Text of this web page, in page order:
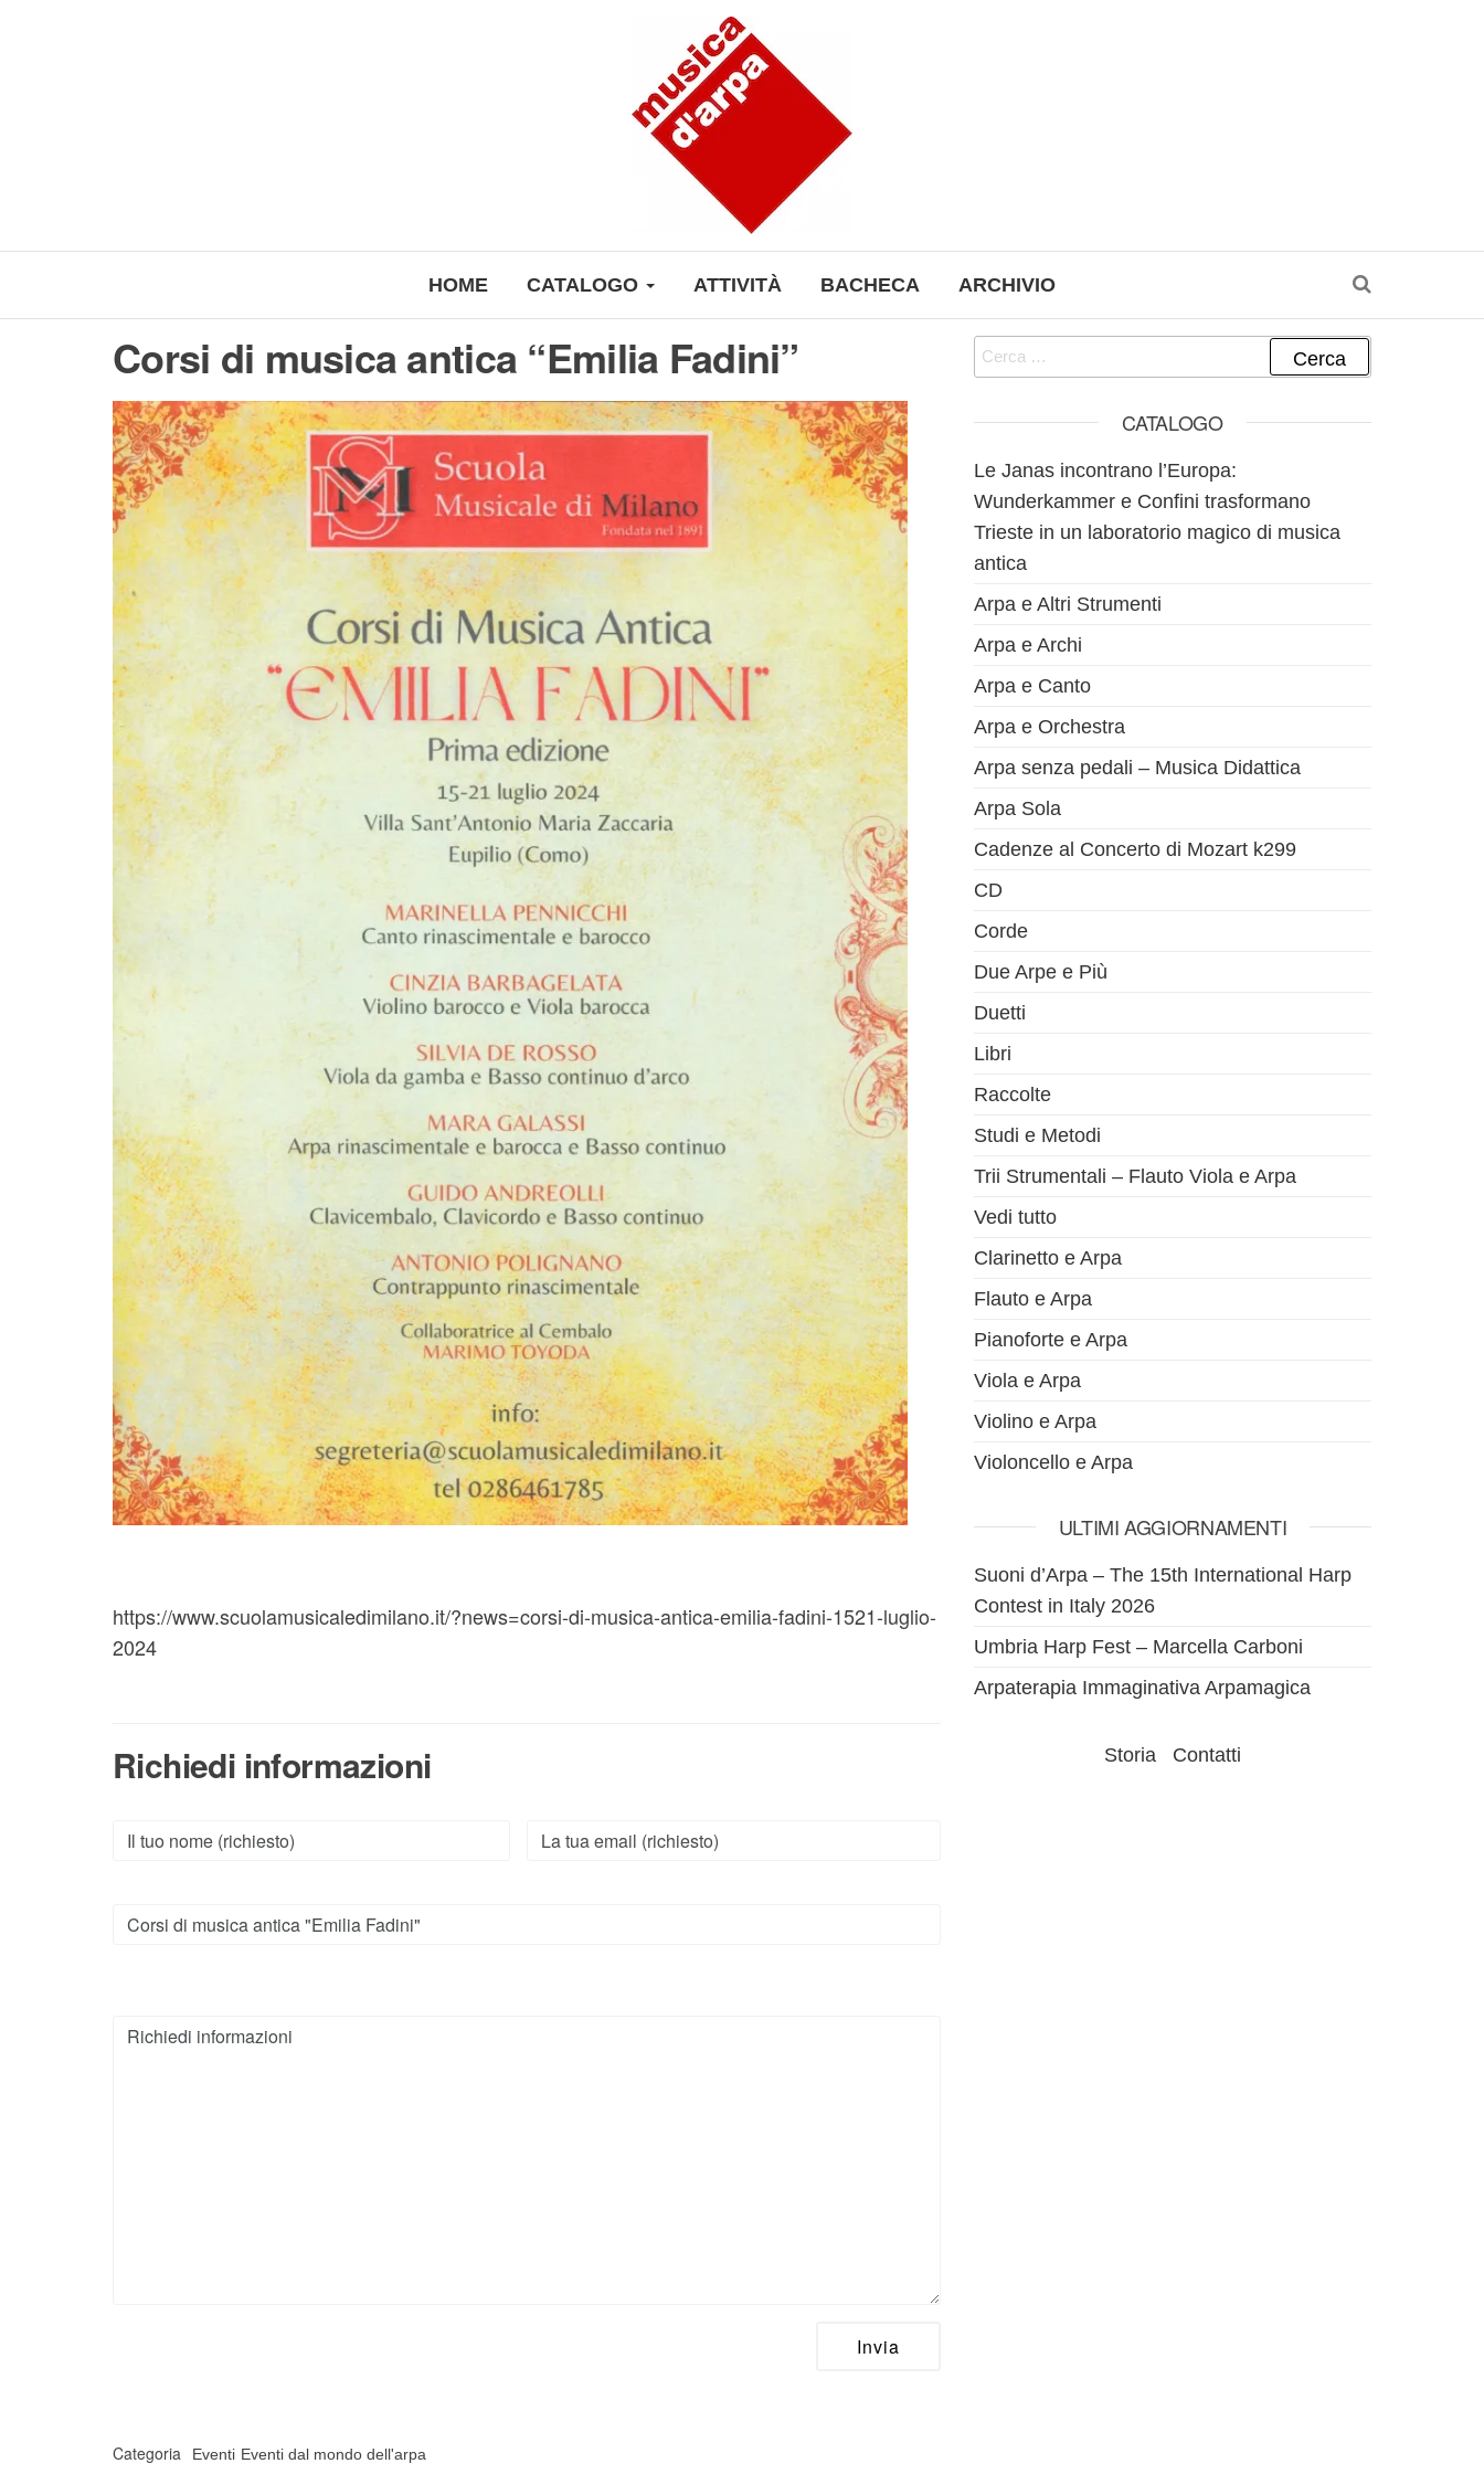
HOME CATALOGO ATTIVITÀ BACHECA ARCHIVIO
Corsi di musica antica “Emilia Fadini”
https://www.scuolamusicaledimilano.it/?news=corsi-di-musica-antica-emilia-fadini-1521-luglio-
2024
Richiedi informazioni
Categoria Eventi Eventi dal mondo dell'arpa
Ricerca per:
CATALOGO
Le Janas incontrano l’Europa:
Wunderkammer e Confini trasformano
Trieste in un laboratorio magico di musica
antica
Arpa e Altri Strumenti
Arpa e Archi
Arpa e Canto
Arpa e Orchestra
Arpa senza pedali – Musica Didattica
Arpa Sola
Cadenze al Concerto di Mozart k299
CD
Corde
Due Arpe e Più
Duetti
Libri
Raccolte
Studi e Metodi
Trii Strumentali – Flauto Viola e Arpa
Vedi tutto
Clarinetto e Arpa
Flauto e Arpa
Pianoforte e Arpa
Viola e Arpa
Violino e Arpa
Violoncello e Arpa
ULTIMI AGGIORNAMENTI
Suoni d’Arpa – The 15th International Harp
Contest in Italy 2026
Umbria Harp Fest – Marcella Carboni
Arpaterapia Immaginativa Arpamagica
Storia Contatti